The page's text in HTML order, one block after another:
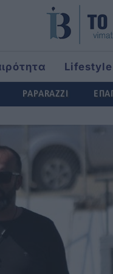
Lifestyle
PAPARAZZI